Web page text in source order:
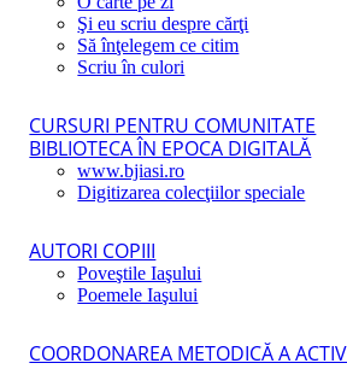
Şi eu scriu despre cărţi
Să înţelegem ce citim
Scriu în culori
CURSURI PENTRU COMUNITATE
BIBLIOTECA ÎN EPOCA DIGITALĂ
www.bjiasi.ro
Digitizarea colecţiilor speciale
AUTORI COPIII
Poveştile Iaşului
Poemele Iaşului
COORDONAREA METODICĂ A